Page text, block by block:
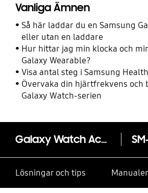
Vanliga Ämnen
Så här laddar du en Samsung
eller utan en laddare
Hur hittar jag min klocka och
Galaxy Wearable?
Visa antal steg i Samsung Health
Övervaka din hjärtfrekvens och
Galaxy Watch-serien
Galaxy Watch Active2 40mm Bluetooth Aluminum
Lösningar och tips